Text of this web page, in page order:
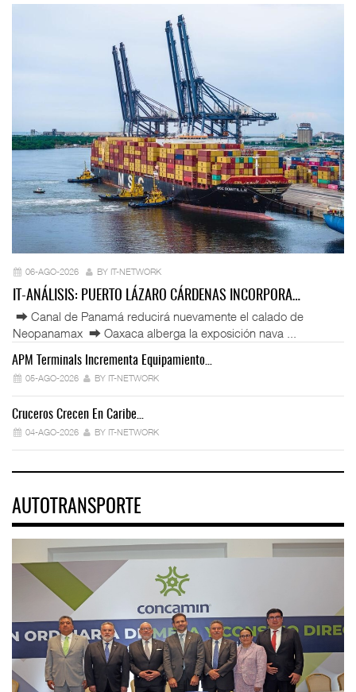
06-AGO-2026 BY IT-NETWORK
IT-ANÁLISIS: PUERTO LÁZARO CÁRDENAS INCORPORA…
⮕ Canal de Panamá reducirá nuevamente el calado de
Neopanamax ⮕ Oaxaca alberga la exposición nava ...
APM Terminals Incrementa Equipamiento…
05-AGO-2026 BY IT-NETWORK
Cruceros Crecen En Caribe…
04-AGO-2026 BY IT-NETWORK
AUTOTRANSPORTE